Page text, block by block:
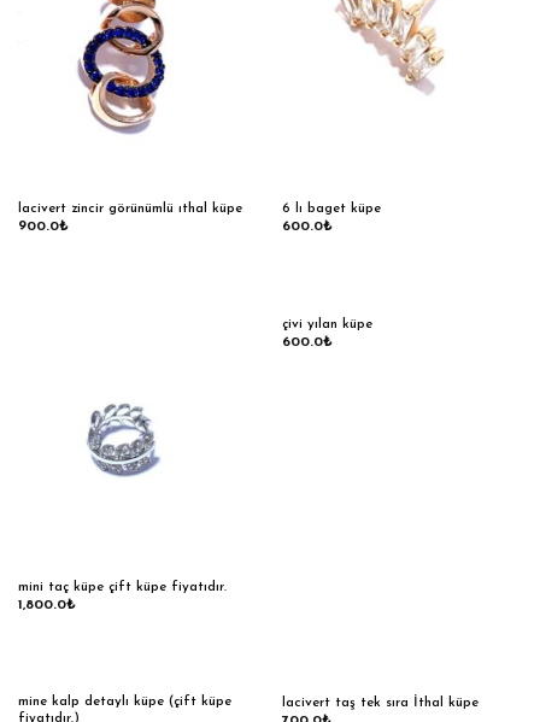
lacivert zincir görünümlü ıthal küpe
900.0₺
6 lı baget küpe
600.0₺
mini taç küpe çift küpe fiyatıdır.
1,800.0₺
çivi yılan küpe
600.0₺
mine kalp detaylı küpe (çift küpe
fiyatıdır.)
lacivert taş tek sıra İthal küpe